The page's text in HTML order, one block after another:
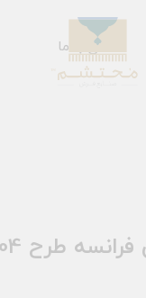
تماس با ما